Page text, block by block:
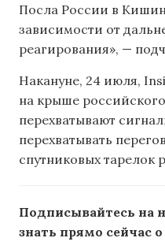
Посла России в
зависимости от
реагирования», —
Накануне, 24 июля,
на крыше
перехватывают
перехватывать
спутниковых тарелок
Подписывайтесь на
знать прямо сейчас